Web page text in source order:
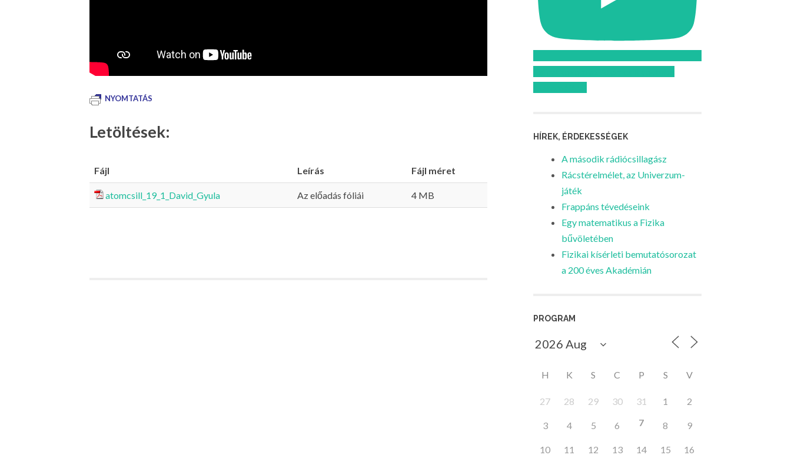
NYOMTATÁS
Letöltések:
Fájl Leírás Fájl méret
atomcsill_19_1_David_Gyula Az előadás fóliái 4 MB
HÍREK, ÉRDEKESSÉGEK
A második rádiócsillagász
Rácstérelmélet, az Univerzum-
játék
Frappáns tévedéseink
Egy matematikus a Fizika
bűvöletében
Fizikai kísérleti bemutatósorozat
a 200 éves Akadémián
PROGRAM
H K S C P S V
27 28 29 30 31 1 2
3 4 5 6 7 8 9
10 11 12 13 14 15 16